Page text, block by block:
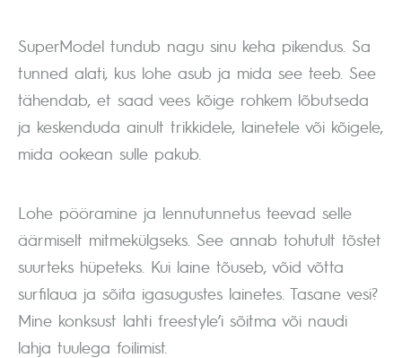
SuperModel tundub nagu sinu keha pikendus. Sa
tunned alati, kus lohe asub ja mida see teeb. See
tähendab, et saad vees kõige rohkem lõbutseda
ja keskenduda ainult trikkidele, lainetele või kõigele,
mida ookean sulle pakub.
Lohe pööramine ja lennutunnetus teevad selle
äärmiselt mitmekülgseks. See annab tohutult tõstet
suurteks hüpeteks. Kui laine tõuseb, võid võtta
surfilaua ja sõita igasugustes lainetes. Tasane vesi?
Mine konksust lahti freestyle’i sõitma või naudi
lahja tuulega foilimist.